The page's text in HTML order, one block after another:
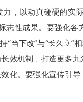
，以动真碰硬的实
志性成果。要强化
“当下改”与“长久立”
效机制，打造更多
化。要强化宣传引